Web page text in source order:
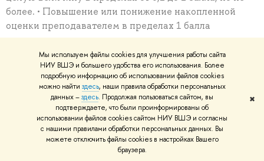
Мы используем файлы cookies для улучшения работы сайта
НИУ ВШЭ и большего удобства его использования. Более
подробную информацию об использовании файлов cookies
можно найти здесь, наши правила обработки персональных
данных –здесь. Продолжая пользоваться сайтом, вы
подтверждаете, что были проинформированы об
использовании файлов cookies сайтом НИУ ВШЭ и согласны
с нашими правилами обработки персональных данных. Вы
можете отключить файлы cookies в настройках Вашего
браузера.
✖
более. • Повышение или понижение накопленной
оценки преподавателем в пределах 1 балла
рассматривается как исключительная мера, делается
гласно, с учетом личных качеств студента,
целесообразности и эффективности применения
такой формы стимулирования по отношению к
конкретному обучаемому, с пояснением причин
всему студенческому составу языковой группы.
Итоговый устный опрос по аспекту ПУО
Устный опрос состоит из 4 заданий: беседа на